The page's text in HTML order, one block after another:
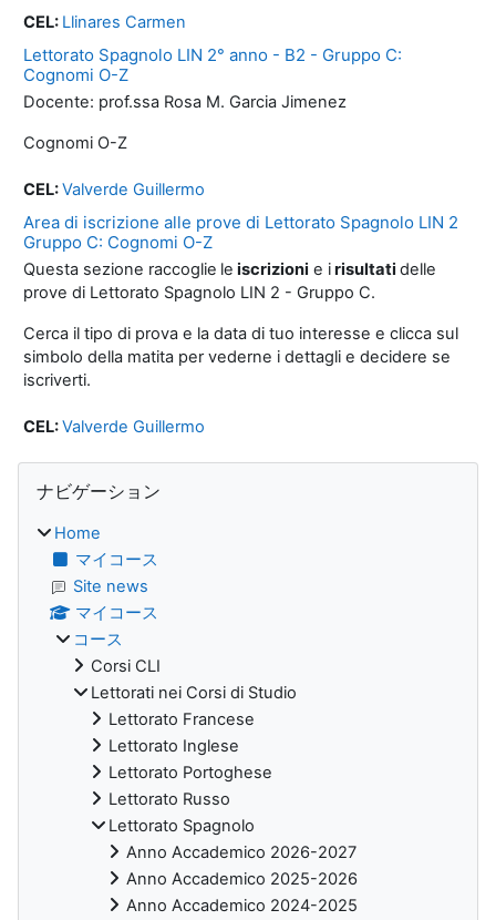
CEL: Llinares Carmen
Lettorato Spagnolo LIN 2° anno - B2 - Gruppo C:
Cognomi O-Z
Docente: prof.ssa Rosa M. Garcia Jimenez
Cognomi O-Z
CEL:Valverde Guillermo
Area di iscrizione alle prove di Lettorato Spagnolo LIN 2
Gruppo C: Cognomi O-Z
Questa sezione raccoglie le iscrizioni e irisultati delle
prove di Lettorato Spagnolo LIN 2 - Gruppo C.
Cerca il tipo di prova e la data di tuo interesse e clicca sul
simbolo della matita per vederne i dettagli e decidere se
iscriverti.
CEL:Valverde Guillermo
ブロック
ナビゲーション
Home
マイコース
Site news
マイコース
コース
Corsi CLI
Lettorati nei Corsi di Studio
Lettorato Francese
Lettorato Inglese
Lettorato Portoghese
Lettorato Russo
Lettorato Spagnolo
Anno Accademico 2026-2027
Anno Accademico 2025-2026
Anno Accademico 2024-2025